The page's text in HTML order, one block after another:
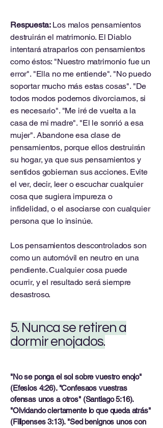
Respuesta:Los malos pensamientos
destruirán el matrimonio. El Diablo
intentará atraparlos con pensamientos
como éstos: "Nuestro matrimonio fue un
error". "Ella no me entiende". "No puedo
soportar mucho más estas cosas". "De
todos modos podemos divorciarnos, si
es necesario". "Me iré de vuelta a la
casa de mi madre". "El le sonrió a esa
mujer". Abandone esa clase de
pensamientos, porque ellos destruirán
su hogar, ya que sus pensamientos y
sentidos gobiernan sus acciones. Evite
el ver, decir, leer o escuchar cualquier
cosa que sugiera impureza o
infidelidad, o el asociarse con cualquier
persona que lo insinúe.
Los pensamientos descontrolados son
como un automóvil en neutro en una
pendiente. Cualquier cosa puede
ocurrir, y el resultado será siempre
desastroso.
5. Nunca se retiren a
dormir enojados.
"No se ponga el sol sobre vuestro enojo"
(Efesios 4:26). "Confesaos vuestras
ofensas unos a otros" (Santiago 5:16).
"Olvidando ciertamente lo que queda atrás"
(Filipenses 3:13). "Sed benignos unos con